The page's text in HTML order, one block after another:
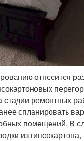
относится
ремонтных
спланировать
помещений. В
из